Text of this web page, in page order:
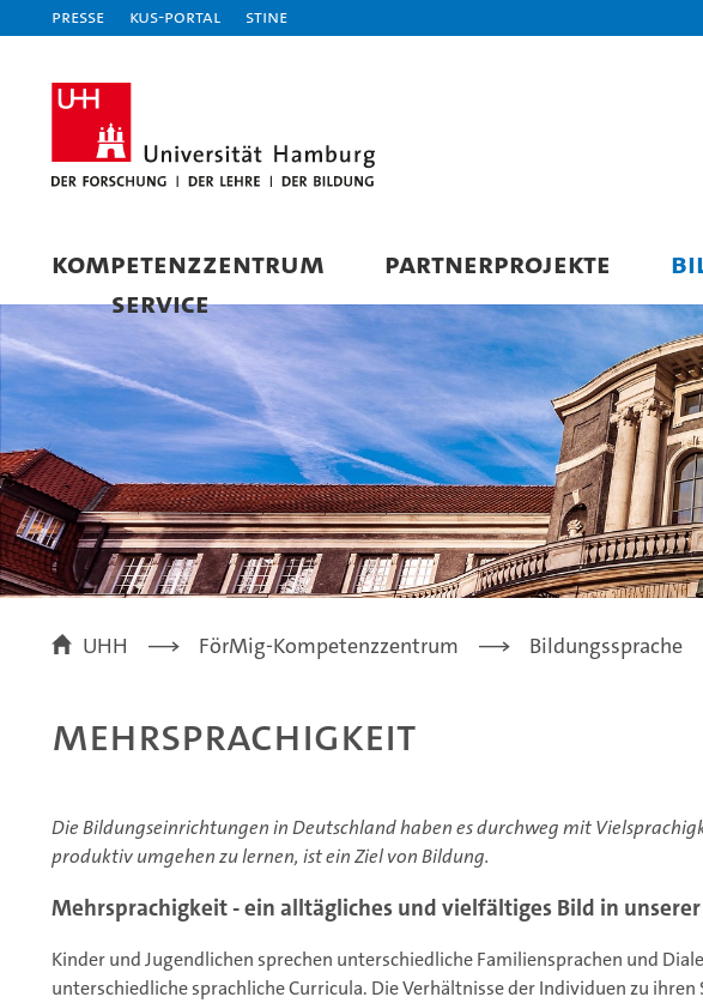
Presse KUS-Portal STiNE
KOMPETENZZENTRUM PARTNERPROJEKTE
SERVICE
UHH FörMig-Kompetenzzentrum Bildungssprache
Mehrsprachigkeit
Die Bildungseinrichtungen in Deutschland haben es durchweg mit
produktiv umgehen zu lernen, ist ein Ziel von Bildung.
Mehrsprachigkeit - ein alltägliches und vielfältiges Bild in
Kinder und Jugendlichen sprechen unterschiedliche Familiensprachen und
unterschiedliche sprachliche Curricula. Die Verhältnisse der Individuen zu ihren